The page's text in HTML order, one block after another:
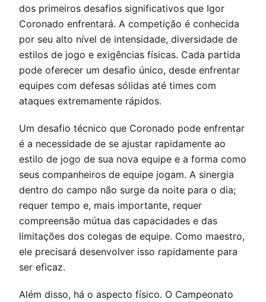
dos primeiros desafios significativos que Igor
Coronado enfrentará. A competição é conhecida
por seu alto nível de intensidade, diversidade de
estilos de jogo e exigências físicas. Cada partida
pode oferecer um desafio único, desde enfrentar
equipes com defesas sólidas até times com
ataques extremamente rápidos.
Um desafio técnico que Coronado pode enfrentar
é a necessidade de se ajustar rapidamente ao
estilo de jogo de sua nova equipe e a forma como
seus companheiros de equipe jogam. A sinergia
dentro do campo não surge da noite para o dia;
requer tempo e, mais importante, requer
compreensão mútua das capacidades e das
limitações dos colegas de equipe. Como maestro,
ele precisará desenvolver isso rapidamente para
ser eficaz.
Além disso, há o aspecto físico. O Campeonato